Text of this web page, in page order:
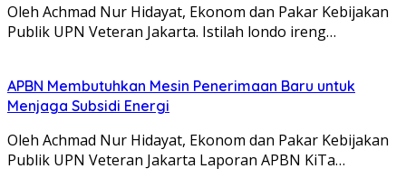
Oleh Achmad Nur Hidayat, Ekonom dan Pakar Kebijakan
Publik UPN Veteran Jakarta. Istilah londo ireng…
APBN Membutuhkan Mesin Penerimaan Baru untuk
Menjaga Subsidi Energi
Oleh Achmad Nur Hidayat, Ekonom dan Pakar Kebijakan
Publik UPN Veteran Jakarta Laporan APBN KiTa…